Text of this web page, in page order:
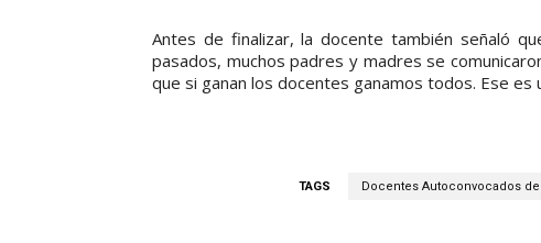
Antes de finalizar, la docente también señaló
pasados, muchos padres y madres se
que si ganan los docentes ganamos todos. Ese es
TAGS Docentes Autoconvocados de